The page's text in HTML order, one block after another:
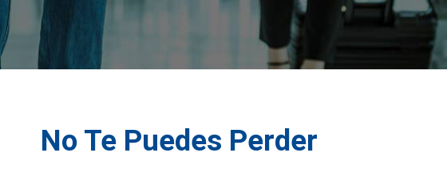
No Te Puedes Perder